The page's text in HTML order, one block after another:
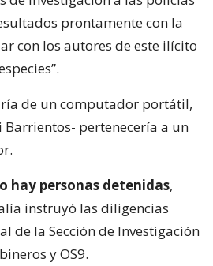
prontamente con la
con los autores de este ilícito
de un computador portátil,
Barrientos- pertenecería a un
hay personas detenidas,
instruyó las diligencias
de la Sección de Investigación
y OS9.